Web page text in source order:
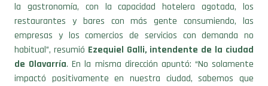
la gastronomía, con la capacidad hotelera agotada, los
restaurantes y bares con más gente consumiendo, las
empresas y los comercios de servicios con demanda no
habitual”, resumió Ezequiel Galli, intendente de la ciudad
de Olavarría. En la misma dirección apuntó: “No solamente
impactó positivamente en nuestra ciudad, sabemos que